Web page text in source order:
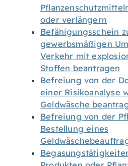
oder verlängern
Befähigungsschein
gewerbsmäßigen
Verkehr mit
Stoffen beantragen
Befreiung von der
einer Risikoanalyse
Geldwäsche
Befreiung von der
Bestellung eines